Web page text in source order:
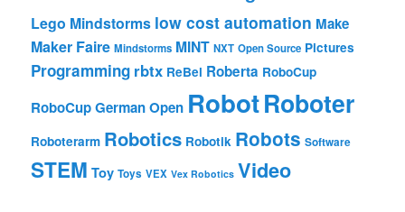
Lego Mindstorms low cost automation Make
Maker Faire Mindstorms MINT NXT Open Source Pictures
Programming rbtx ReBel Roberta RoboCup
RoboCup German Open RobotRoboter
Roboterarm Robotics Robotik Robots Software
STEM Toy Toys VEX Vex Robotics Video